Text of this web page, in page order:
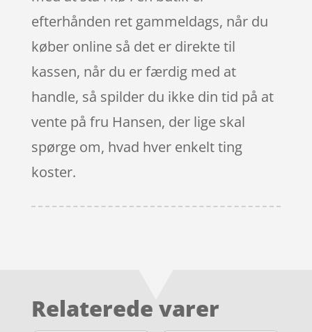
efterhånden ret gammeldags, når du
køber online så det er direkte til
kassen, når du er færdig med at
handle, så spilder du ikke din tid på at
vente på fru Hansen, der lige skal
spørge om, hvad hver enkelt ting
koster.
Relaterede varer